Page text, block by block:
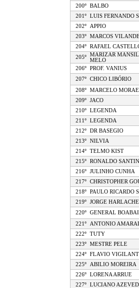
200º
BALBO
201º
LUIS FERNANDO
202º
APPIO
203º
MARCOS
204º
RAFAEL
205º
MARIZAR
MELO
206º
PROF. VANIUS
207º
CHICO LIBÓRIO
208º
MARCELO
209º
JACO
210º
LEGENDA
211º
LEGENDA
212º
DR BASEGIO
213º
NILVIA
214º
TELMO KIST
215º
RONALDO
216º
JULINHO CUNHA
217º
CHRISTOPHER
218º
PAULO RICARDO
219º
JORGE
220º
GENERAL
221º
ANTONIO
222º
TUTY
223º
MESTRE PELE
224º
FLAVIO
225º
ABILIO MOREIRA
226º
LORENA ARRUE
227º
LUCIANO